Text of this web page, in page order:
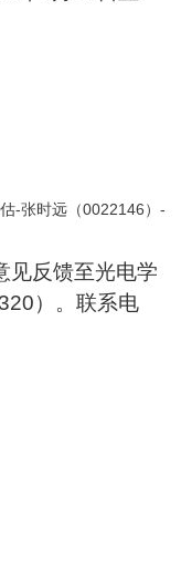
-张时远（0022146）-
见反馈至光电学
）。联系电